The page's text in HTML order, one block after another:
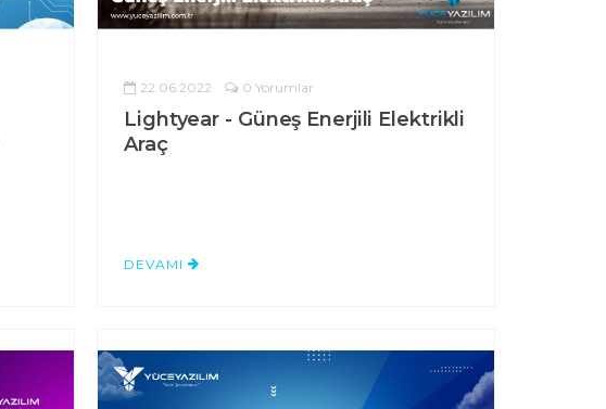
22.06.2022 0 Yorumlar
Lightyear - Güneş Enerjili Elektrikli
Araç
DEVAMI